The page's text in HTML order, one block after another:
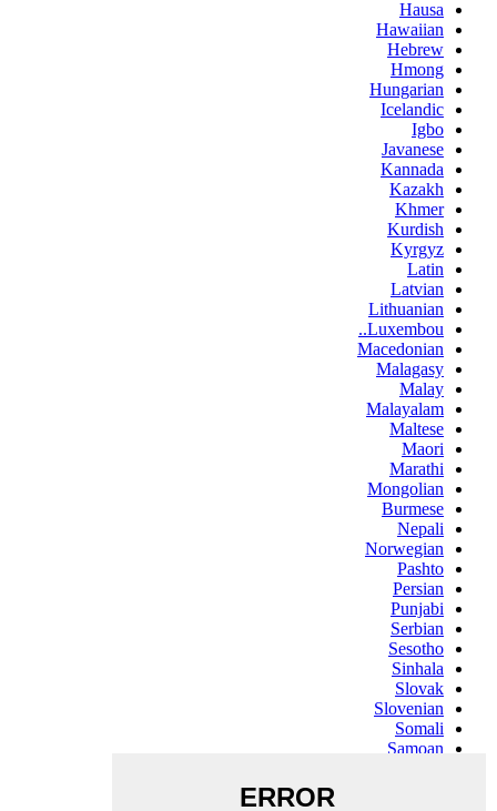
Hausa
Hawaiian
Hebrew
Hmong
Hungarian
Icelandic
Igbo
Javanese
Kannada
Kazakh
Khmer
Kurdish
Kyrgyz
Latin
Latvian
Lithuanian
Luxembou..
Macedonian
Malagasy
Malay
Malayalam
Maltese
Maori
Marathi
Mongolian
Burmese
Nepali
Norwegian
Pashto
Persian
Punjabi
Serbian
Sesotho
Sinhala
Slovak
Slovenian
Somali
Samoan